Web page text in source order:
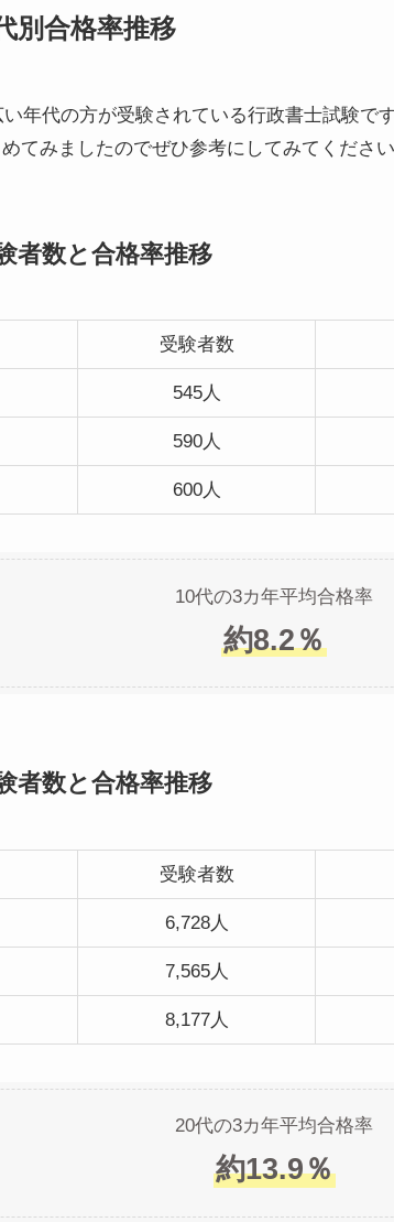
別合格率推移
年代の方が受験されている行政書士試験で
てみましたのでぜひ参考にしてみてください
者数と合格率推移
受験者数
545人
590人
600人
10代の3カ年平均合格率
約8.2％
者数と合格率推移
受験者数
6,728人
7,565人
8,177人
20代の3カ年平均合格率
約13.9％